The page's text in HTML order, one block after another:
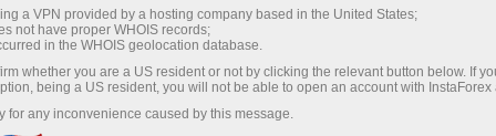
Відкрити торговий рахунок
Відкрити демо-рахунок
a VPN provided by a hosting company based in the United States;
not have proper WHOIS records;
in the WHOIS geolocation database.
whether you are a US resident or not by clicking the relevant button below. If
being a US resident, you will not be able to open an account with InstaForex
for any inconvenience caused by this message.